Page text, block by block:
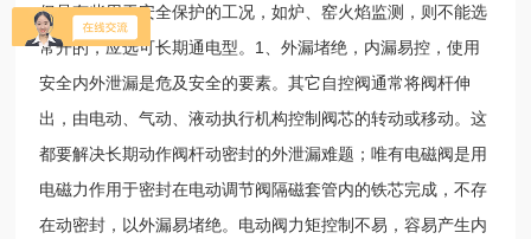
但是有些用于安全保护的工况，如炉、窑火焰监测，则不能选
常开的，应选可长期通电型。1、外漏堵绝，内漏易控，使用
安全内外泄漏是危及安全的要素。其它自控阀通常将阀杆伸
出，由电动、气动、液动执行机构控制阀芯的转动或移动。这
都要解决长期动作阀杆动密封的外泄漏难题；唯有电磁阀是用
电磁力作用于密封在电动调节阀隔磁套管内的铁芯完成，不存
在动密封，以外漏易堵绝。电动阀力矩控制不易，容易产生内